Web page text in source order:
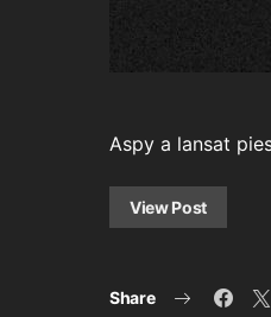
Aspy a lansat
View Post
Share